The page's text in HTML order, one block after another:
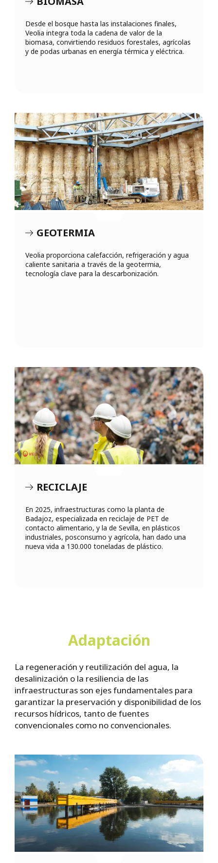
Desde el bosque hasta las instalaciones finales,
Veolia integra toda la cadena de valor de la
biomasa, convirtiendo residuos forestales, agrícolas
y de podas urbanas en energía térmica y eléctrica.
GEOTERMIA
Veolia proporciona calefacción, refrigeración y agua
caliente sanitaria a través de la geotermia,
tecnología clave para la descarbonización.
RECICLAJE
En 2025, infraestructuras como la planta de
Badajoz, especializada en reciclaje de PET de
contacto alimentario, y la de Sevilla, en plásticos
industriales, posconsumo y agrícola, han dado una
nueva vida a 130.000 toneladas de plástico.
Adaptación
La regeneración y reutilización del agua, la
desalinización o la resiliencia de las
infraestructuras son ejes fundamentales para
garantizar la preservación y disponibilidad de los
recursos hídricos, tanto de fuentes
convencionales como no convencionales.